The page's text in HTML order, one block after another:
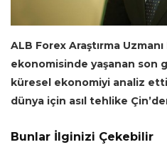
ALB Forex Araştırma
ekonomisinde yaşanan son
küresel ekonomiyi analiz
dünya için asıl tehlike
Bunlar İlginizi Çekebilir